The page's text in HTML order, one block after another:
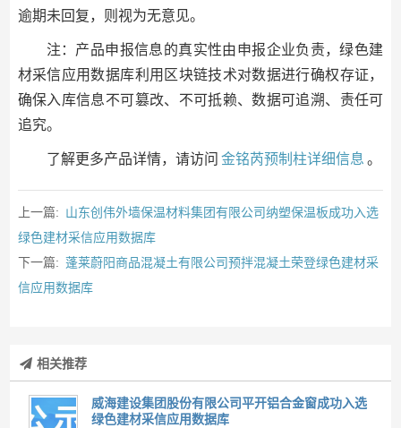
逾期未回复，则视为无意见。
注：产品申报信息的真实性由申报企业负责，绿色建
材采信应用数据库利用区块链技术对数据进行确权存证，
确保入库信息不可篡改、不可抵赖、数据可追溯、责任可
追究。
了解更多产品详情，请访问 金铭芮预制柱详细信息 。
上一篇: 山东创伟外墙保温材料集团有限公司纳塑保温板成功入选
绿色建材采信应用数据库
下一篇: 蓬莱蔚阳商品混凝土有限公司预拌混凝土荣登绿色建材采
信应用数据库
相关推荐
威海建设集团股份有限公司平开铝合金窗成功入选
绿色建材采信应用数据库